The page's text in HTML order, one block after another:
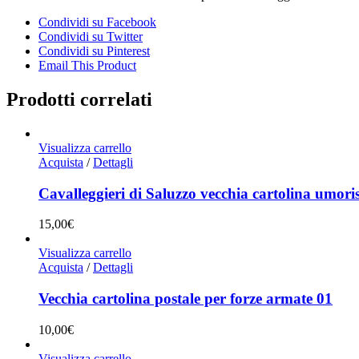
Condividi su Facebook
Condividi su Twitter
Condividi su Pinterest
Email This Product
Prodotti correlati
Visualizza carrello
Acquista / Dettagli
Cavalleggieri di Saluzzo vecchia cartolina
15,00€
Visualizza carrello
Acquista / Dettagli
Vecchia cartolina postale per forze armate 01
10,00€